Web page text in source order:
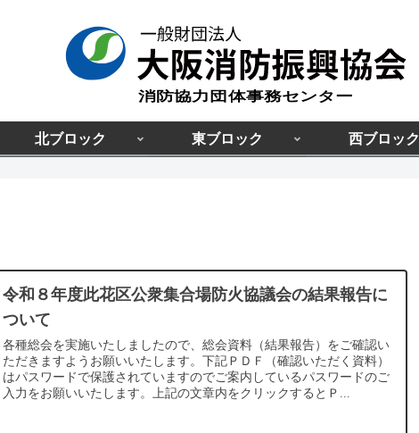
北ブロック 東ブロック 西ブロック
令和８年度此花区公衆集合場防火協議会の結果報告に
ついて
各種総会を実施いたしましたので、総会資料（結果報告）をご確認い
ただきますようお願いいたします。下記ＰＤＦ（確認いただく資料）
はパスワードで保護されていますのでご案内しているパスワードのご
入力をお願いいたします。上記の文章内をクリックするとＰ...